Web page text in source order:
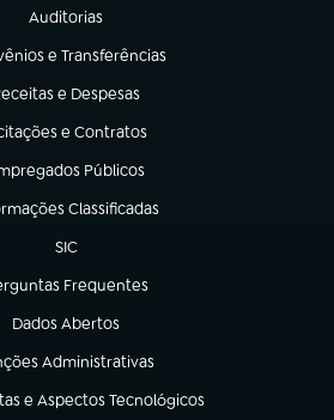
Auditorias
(abre em nova aba)
e Transferências
em nova aba)
e Despesas
em nova aba)
e Contratos
em nova aba)
Públicos
em nova aba)
Classificadas
em nova aba)
SIC
(abre em nova aba)
Frequentes
em nova aba)
Dados Abertos
(abre em nova aba)
Administrativas
em nova aba)
e Aspectos Tecnológicos
aba)